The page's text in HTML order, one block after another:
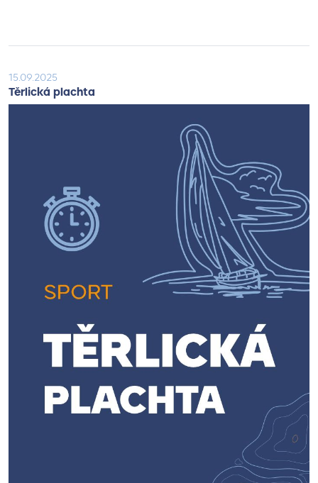
15.09.2025
Těrlická plachta